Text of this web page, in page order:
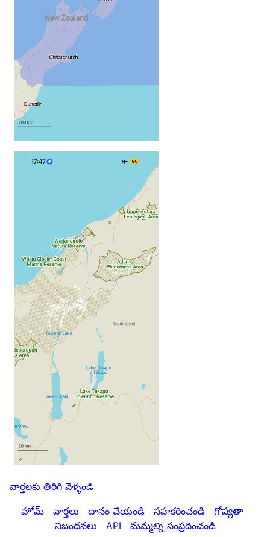
వార్తలకు తిరిగి వెళ్ళండి
హోమ్ వార్తలు దానం చేయండి సహకరించండి
గోప్యతా
నిబంధనలు
API మమ్మల్ని సంప్రదించండి